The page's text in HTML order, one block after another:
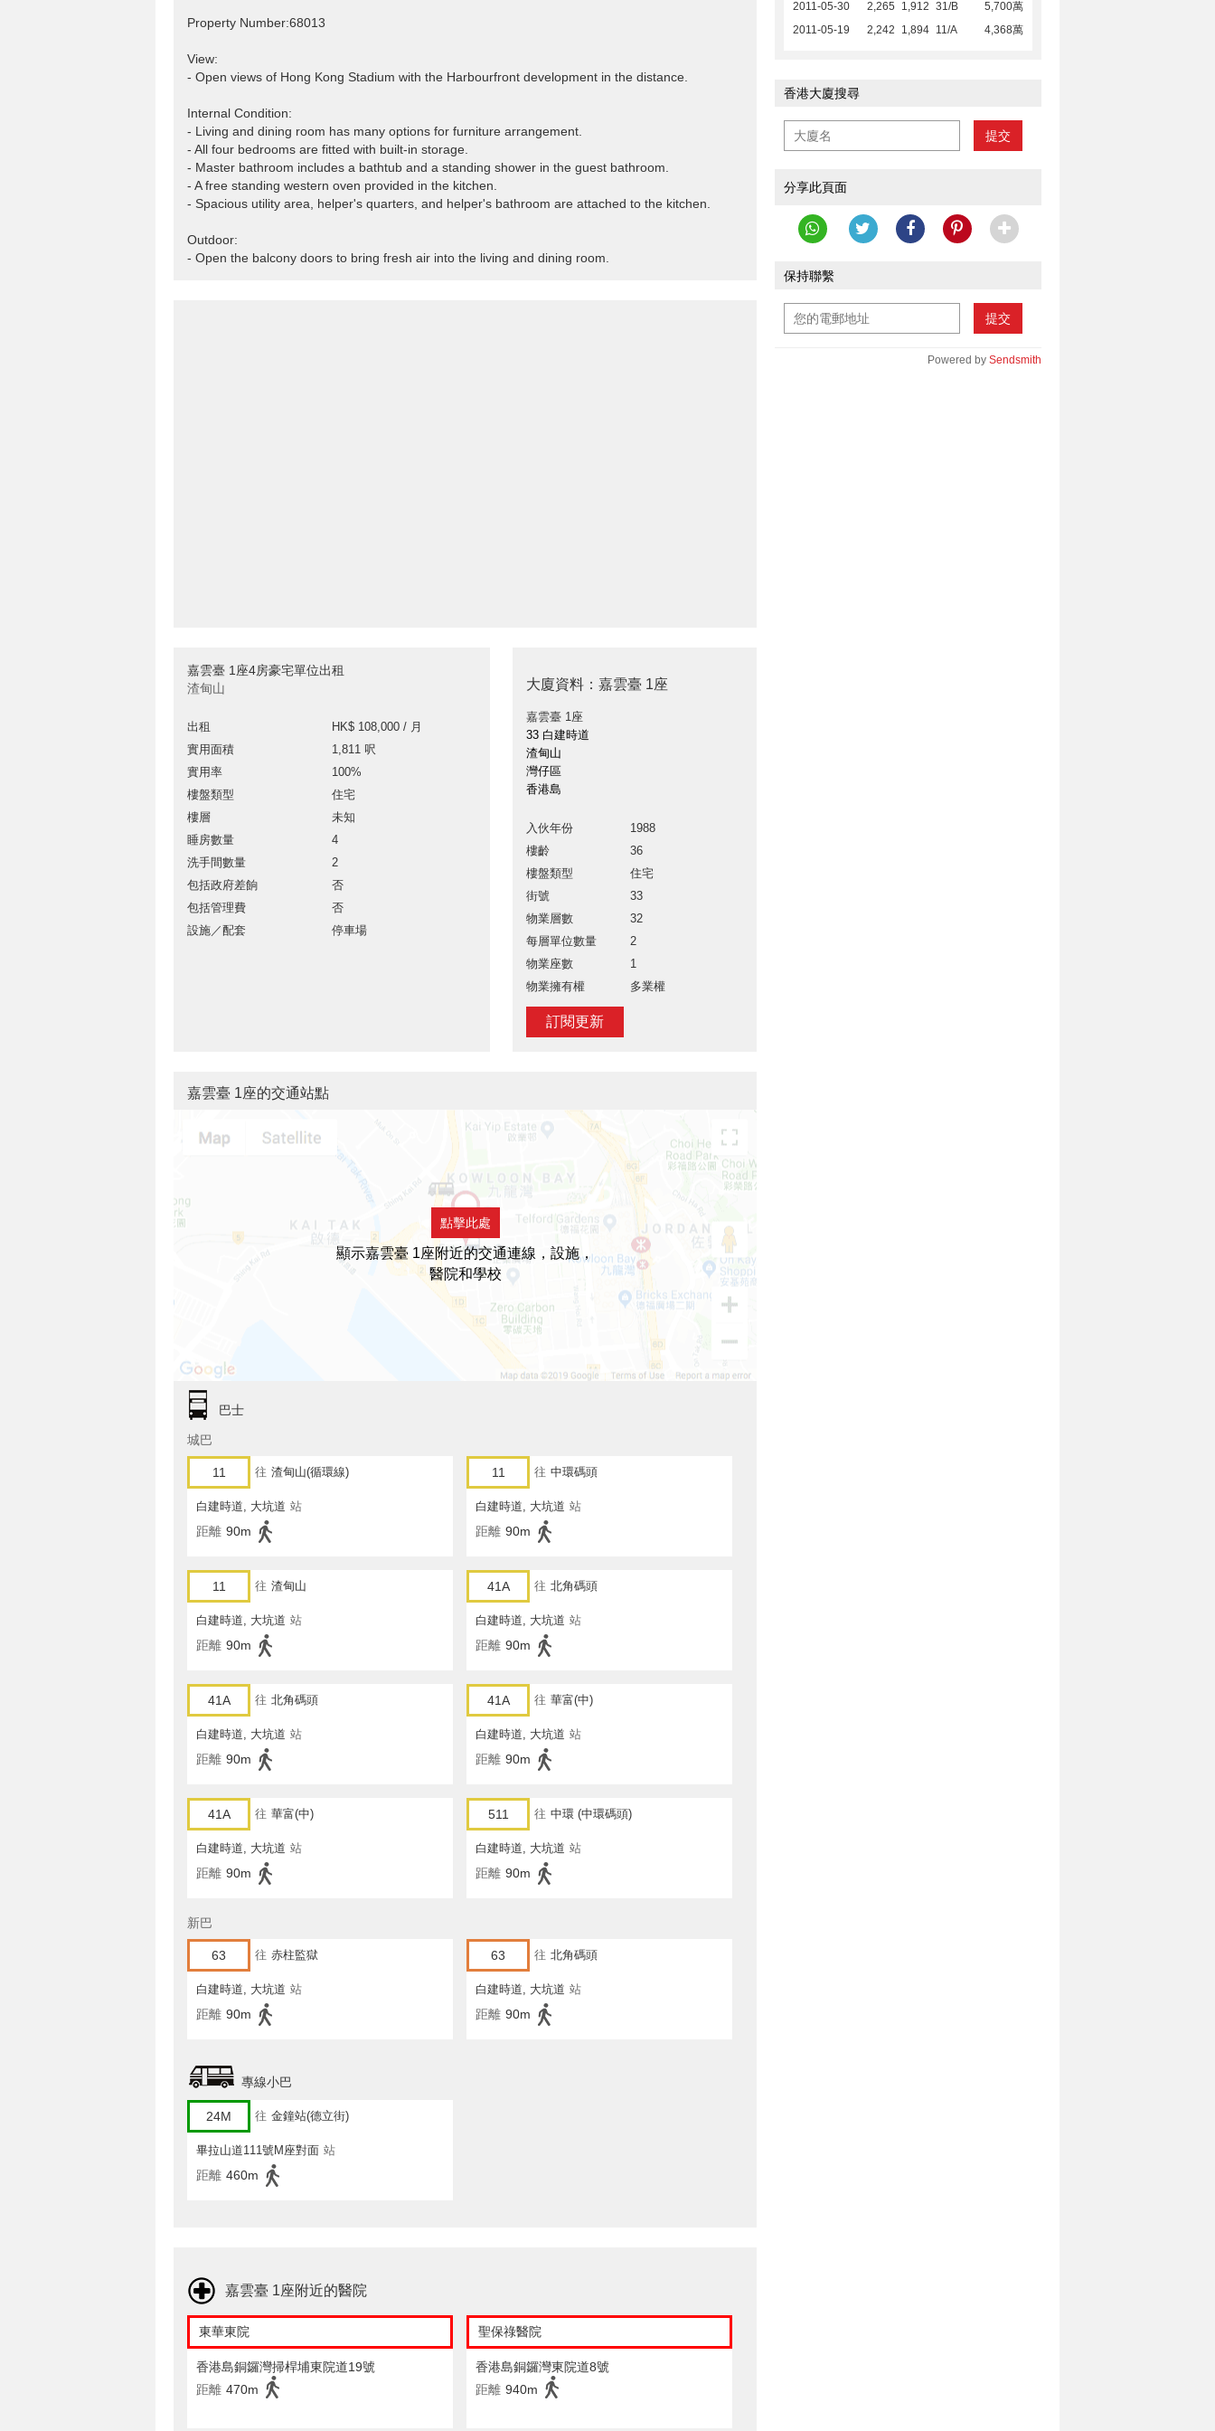
Property Number:68013
View:
- Open views of Hong Kong Stadium with the Harbourfront development in the distance.
Internal Condition:
- Living and dining room has many options for furniture arrangement.
- All four bedrooms are fitted with built-in storage.
- Master bathroom includes a bathtub and a standing shower in the guest bathroom.
- A free standing western oven provided in the kitchen.
- Spacious utility area, helper's quarters, and helper's bathroom are attached to the kitchen.
Outdoor:
- Open the balcony doors to bring fresh air into the living and dining room.
嘉雲臺 1座4房豪宅單位出租
渣甸山
出租
HK$ 108,000 / 月
實用面積
1,811 呎
實用率
100%
樓盤類型
住宅
樓層
未知
睡房數量
4
洗手間數量
2
包括政府差餉
否
包括管理費
否
設施／配套
停車場
大廈資料：嘉雲臺 1座
嘉雲臺 1座
33 白建時道
渣甸山
灣仔區
香港島
入伙年份
1988
樓齡
36
樓盤類型
住宅
街號
33
物業層數
32
每層單位數量
2
物業座數
1
物業擁有權
多業權
訂閱更新
2011-05-30 2,265 1,912 31/B
5,700萬
2011-05-19
2,242 1,894 11/A 4,368萬
香港大廈搜尋
提交
分享此頁面
保持聯繫
提交
Powered by Sendsmith
嘉雲臺 1座的交通站點
點擊此處
顯示嘉雲臺 1座附近的交通連線，設施，
醫院和學校
巴士
城巴
11 往 渣甸山(循環線)
白建時道, 大坑道 站
距離 90m
11 往 中環碼頭
白建時道, 大坑道 站
距離 90m
11 往 渣甸山
白建時道, 大坑道 站
距離 90m
41A 往 北角碼頭
白建時道, 大坑道 站
距離 90m
41A 往 北角碼頭
白建時道, 大坑道 站
距離 90m
41A 往 華富(中)
白建時道, 大坑道 站
距離 90m
41A 往 華富(中)
白建時道, 大坑道 站
距離 90m
511 往 中環 (中環碼頭)
白建時道, 大坑道 站
距離 90m
新巴
63 往 赤柱監獄
白建時道, 大坑道 站
距離 90m
63 往 北角碼頭
白建時道, 大坑道 站
距離 90m
專線小巴
24M 往 金鐘站(德立街)
畢拉山道111號M座對面 站
距離 460m
嘉雲臺 1座附近的醫院
東華東院
香港島銅鑼灣掃桿埔東院道19號
距離 470m
聖保祿醫院
香港島銅鑼灣東院道8號
距離 940m